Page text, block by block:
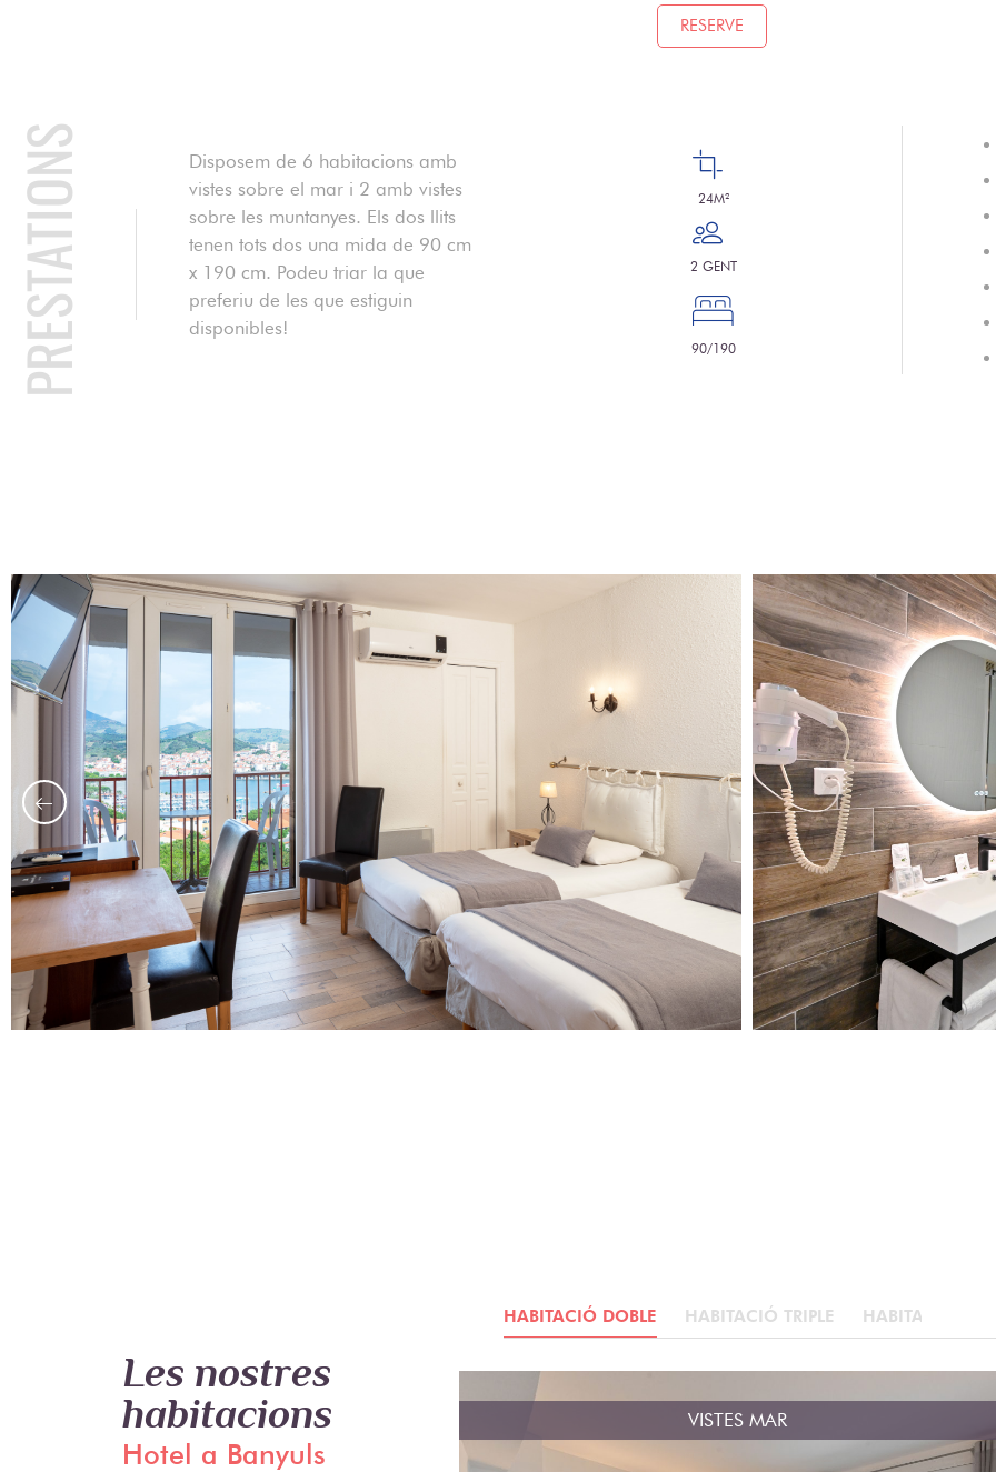
RESERVE
PRESTATIONS
Disposem de 6 habitacions amb
vistes sobre el mar i 2 amb vistes
sobre les muntanyes. Els dos llits
tenen tots dos una mida de 90 cm
x 190 cm. Podeu triar la que
preferiu de les que estiguin
disponibles!
24M²
2 GENT
90/190
Les nostres
habitacions
Hotel a Banyuls
HABITACIÓ DOBLE HABITACIÓ TRIPLE HABITACIÓ
VISTES MAR VISTES MAR